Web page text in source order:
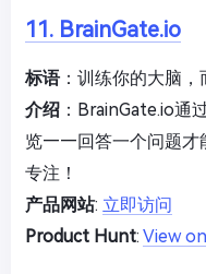
11. BrainGate.io
标语：训练你的大脑，
介绍 ：BrainGate.io通
览——回答一个问题才
专注！
产品网站: 立即访问
Product Hunt: View